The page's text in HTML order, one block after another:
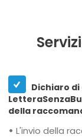
Dichiaro
LetteraSenzaBusta.com per
della
• L'invio della